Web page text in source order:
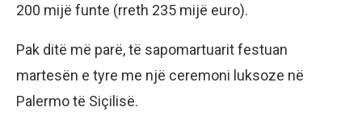
200 mijë funte (rreth 235 mijë euro).
Pak ditë më parë, të sapomartuarit festuan
martesën e tyre me një ceremoni luksoze në
Palermo të Siçilisë.